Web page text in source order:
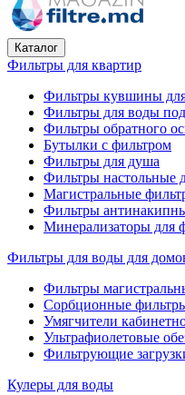
Каталог
Фильтры для квартир
Фильтры кувшины
Фильтры для воды
Фильтры обратного
Бутылки с фильтром
Фильтры для душа
Фильтры настольные
Магистральные
Фильтры
Минерализаторы для
Фильтры для воды для
Фильтры
Сорбционные
Умягчители
Ультрафиолетовые
Фильтрующие
Кулеры для воды